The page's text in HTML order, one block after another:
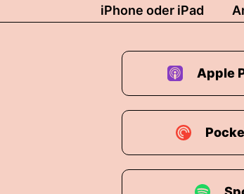
bewahrten mit fünf Sternen.
der ganz aufgerutscht ist.
dir willkommen heißen, die uns
iPhone oder iPad
Apple